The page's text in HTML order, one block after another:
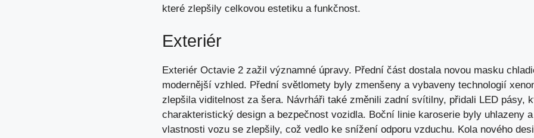
které zlepšily celkovou estetiku a funkčnost.
Exteriér
Exteriér Octavie 2 zažil významné úpravy. Přední část dostala novou masku
modernější vzhled. Přední světlomety byly zmenšeny a vybaveny technologií
zlepšila viditelnost za šera. Návrháři také změnili zadní svítilny, přidali LED pásy,
charakteristický design a bezpečnost vozidla. Boční linie karoserie byly uhlazeny
vlastnosti vozu se zlepšily, což vedlo ke snížení odporu vzduchu. Kola nového